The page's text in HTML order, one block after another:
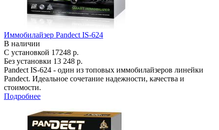
Иммобилайзер Pandect IS-624
В наличии
С установкой 17248 р.
Без установки 13 248 р.
Pandect IS-624 - один из топовых иммобилайзеров линейки
Pandect. Идеальное сочетание надежности, качества и
стоимости.
Подробнее